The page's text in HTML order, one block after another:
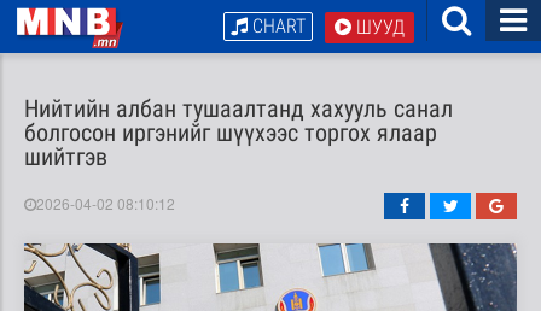
ШУУД
CHART
Нийтийн албан тушаалтанд хахууль санал
болгосон иргэнийг шүүхээс торгох ялаар
шийтгэв
2026-04-02 08:10:12